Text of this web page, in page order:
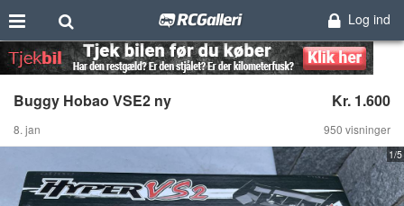
Log ind
Buggy Hobao VSE2 ny Kr. 1.600
8. jan 950 visninger
1/5